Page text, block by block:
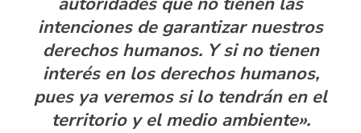
intenciones de garantizar nuestros
derechos humanos. Y si no tienen
interés en los derechos humanos,
pues ya veremos si lo tendrán en el
territorio y el medio ambiente».